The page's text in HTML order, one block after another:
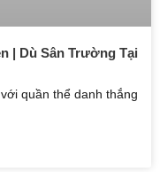
| Dù Sân Trường Tại
quần thể danh thắng